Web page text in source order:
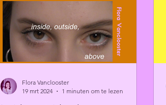
Flora Vanclooster
19 mrt 2024
1 minuten om te lezen